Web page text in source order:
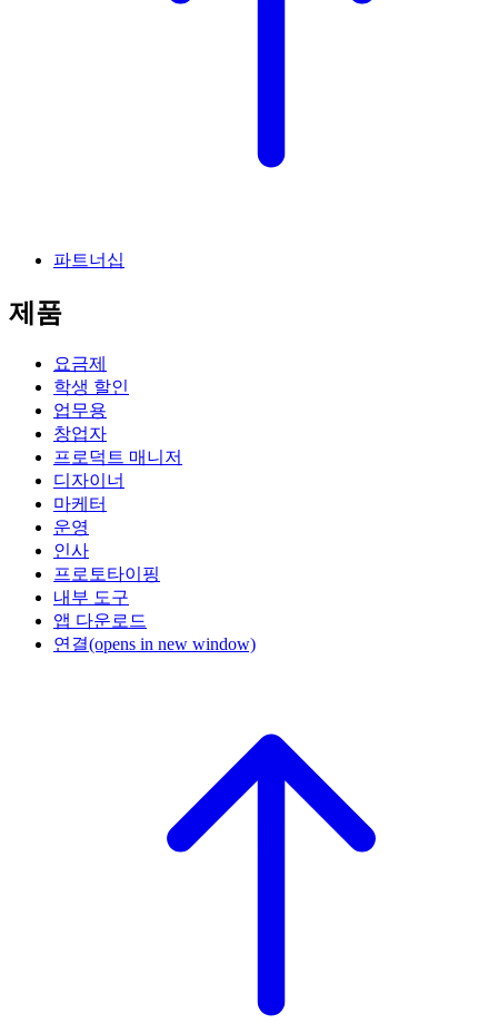
파트너십
제품
요금제
학생 할인
업무용
창업자
프로덕트 매니저
디자이너
마케터
운영
인사
프로토타이핑
내부 도구
앱 다운로드
연결(opens in new window)